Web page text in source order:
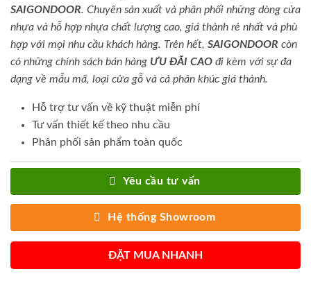
SAIGONDOOR. Chuyên sản xuất và phân phối những dòng cửa
nhựa và hỗ hợp nhựa chất lượng cao, giá thành rẻ nhất và phù
hợp với mọi nhu cầu khách hàng. Trên hết, SAIGONDOOR còn
có những chính sách bán hàng ƯU ĐÃI CAO đi kèm với sự đa
dạng về mẫu mã, loại cửa gỗ và cả phân khúc giá thành.
Hỗ trợ tư vấn về kỹ thuật miễn phí
Tư vấn thiết kế theo nhu cầu
Phân phối sản phẩm toàn quốc
Yêu cầu tư vấn
Hệ thống Showroom
ĐẶT MUA NHANH